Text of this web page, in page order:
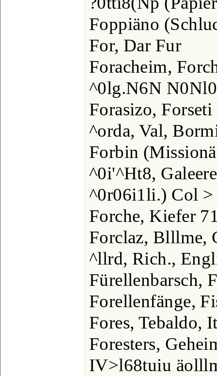
Foppiäno
For, Dar Fur
Foracheim,
^0lg.N6N
Forasizo, Forseti
^orda, Val,
Forbin
^0i'^Ht8, Galeere
^0r06i1li.) Col >
Forche, Kiefer
Forclaz, Blllme,
^llrd, Rich.,
Fürellenbarsch,
Forellenfänge,
Fores, Tebaldo,
Foresters,
IV>l68tuiu